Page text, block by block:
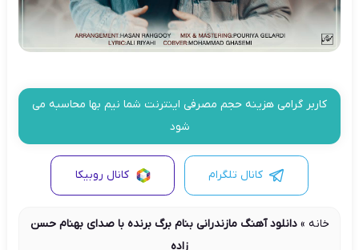
کاربر گرامی هزینه حجم مصرفی اینترنت شما نیم بها محاسبه می
شود
کانال تلگرام کانال روبیکا
خانه »دانلود آهنگ مازندرانی بنام برگ برنده با صدای بهنام حسن
زاده